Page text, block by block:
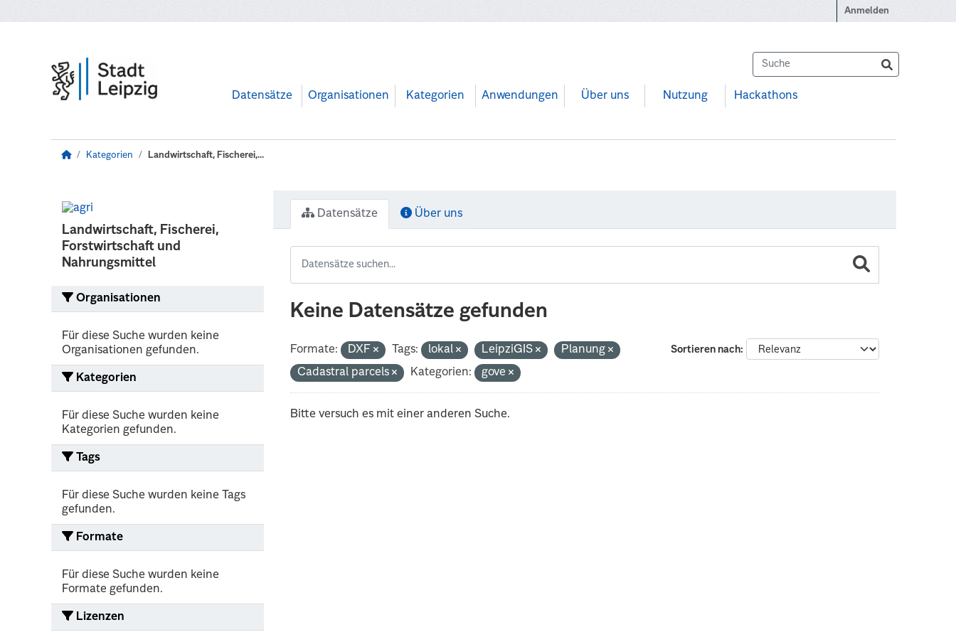
Anmelden
Datensätze Organisationen Kategorien Anwendungen Über uns Nutzung Hackathons
Kategorien Landwirtschaft, Fischerei,...
Landwirtschaft, Fischerei,
Forstwirtschaft und
Nahrungsmittel
Organisationen
Für diese Suche wurden keine
Organisationen gefunden.
Kategorien
Für diese Suche wurden keine
Kategorien gefunden.
Tags
Für diese Suche wurden keine Tags
gefunden.
Formate
Für diese Suche wurden keine
Formate gefunden.
Lizenzen
Datensätze Über uns
Keine Datensätze gefunden
Sortieren nach
Formate: DXF Tags: lokal LeipziGIS
Planung
Cadastral parcels
Kategorien: gove
Bitte versuch es mit einer anderen Suche.